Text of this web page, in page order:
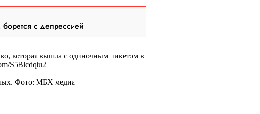
с депрессией
которая вышла с одиночным пикетом в
S5Blcdqiu2
Фото: МБХ медиа